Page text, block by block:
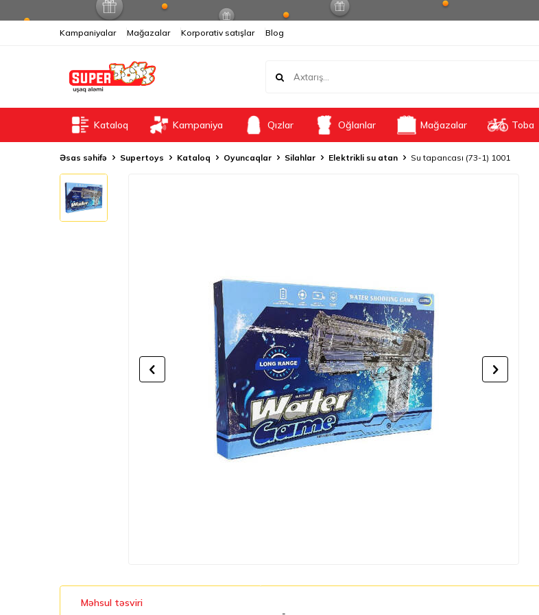
Kampaniyalar Mağazalar Korporativ satışlar Blog
Kataloq Kampaniya Qızlar Oğlanlar Mağazalar Toba
Əsas səhifə Supertoys Kataloq Oyuncaqlar Silahlar Elektrikli su atan Su tapancası (73-1) 1001
Məhsul təsviri